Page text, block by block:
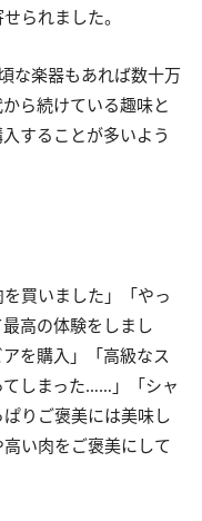
られました。
な楽器もあれば数十万
ら続けている趣味と
することが多いよう
買いました」「やっ
高の体験をしまし
を購入」「高級なス
しまった……」「シャ
りご褒美には美味し
い肉をご褒美にして